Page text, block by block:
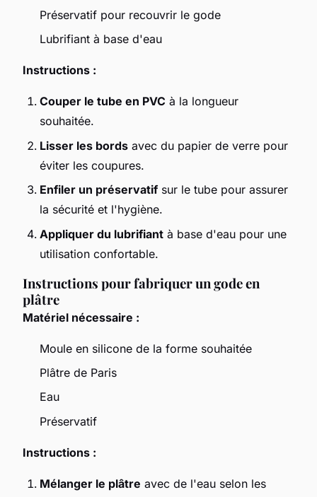
Préservatif pour recouvrir le gode
Lubrifiant à base d'eau
Instructions :
Couper le tube en PVC à la longueur
souhaitée.
Lisser les bords avec du papier de verre pour
éviter les coupures.
Enfiler un préservatifsur le tube pour assurer
la sécurité et l'hygiène.
Appliquer du lubrifiant à base d'eau pour une
utilisation confortable.
Instructions pour fabriquer un gode en
plâtre
Matériel nécessaire :
Moule en silicone de la forme souhaitée
Plâtre de Paris
Eau
Préservatif
Instructions :
Mélanger le plâtre avec de l'eau selon les